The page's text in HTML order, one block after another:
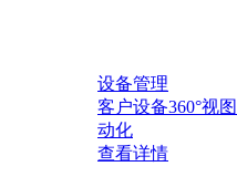
设备管理
客户设备360°视
动化
查看详情